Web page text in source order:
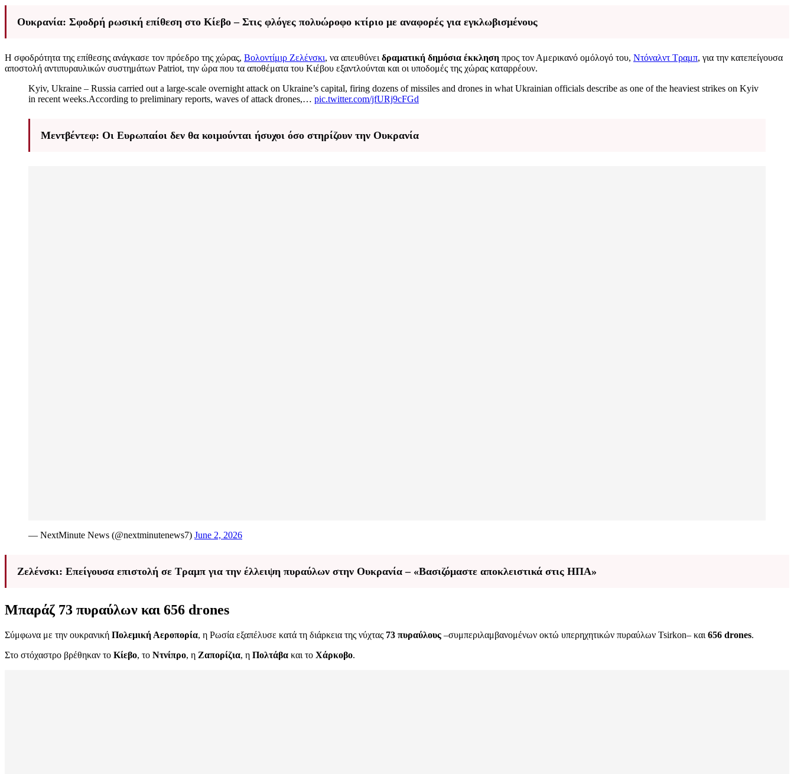
Ουκρανία: Σφοδρή ρωσική επίθεση στο Κίεβο – Στις φλόγες πολυώροφο κτίριο με αναφορές για εγκλωβισμένους
Η σφοδρότητα της επίθεσης ανάγκασε τον πρόεδρο της χώρας, Βολοντίμιρ Ζελένσκι, να απευθύνει δραματική δημόσια έκκληση προς τον Αμερικανό ομόλογό του, Ντόναλντ Τραμπ, για την κατεπείγουσα
αποστολή αντιπυραυλικών συστημάτων Patriot, την ώρα που τα αποθέματα του Κιέβου εξαντλούνται και οι υποδομές της χώρας καταρρέουν.
Kyiv, Ukraine – Russia carried out a large-scale overnight attack on Ukraine’s capital, firing dozens of missiles and drones in what Ukrainian officials describe as one of the heaviest strikes on Kyiv
in recent weeks.According to preliminary reports, waves of attack drones,… pic.twitter.com/jfURj9cFGd
Μεντβέντεφ: Οι Ευρωπαίοι δεν θα κοιμούνται ήσυχοι όσο στηρίζουν την Ουκρανία
— NextMinute News (@nextminutenews7) June 2, 2026
Ζελένσκι: Επείγουσα επιστολή σε Τραμπ για την έλλειψη πυραύλων στην Ουκρανία – «Βασιζόμαστε αποκλειστικά στις ΗΠΑ»
Μπαράζ 73 πυραύλων και 656 drones
Σύμφωνα με την ουκρανική Πολεμική Αεροπορία, η Ρωσία εξαπέλυσε κατά τη διάρκεια της νύχτας 73 πυραύλους –συμπεριλαμβανομένων οκτώ υπερηχητικών πυραύλων Tsirkon– και 656 drones.
Στο στόχαστρο βρέθηκαν το Κίεβο, το Ντνίπρο, η Ζαπορίζια, η Πολτάβα και το Χάρκοβο.